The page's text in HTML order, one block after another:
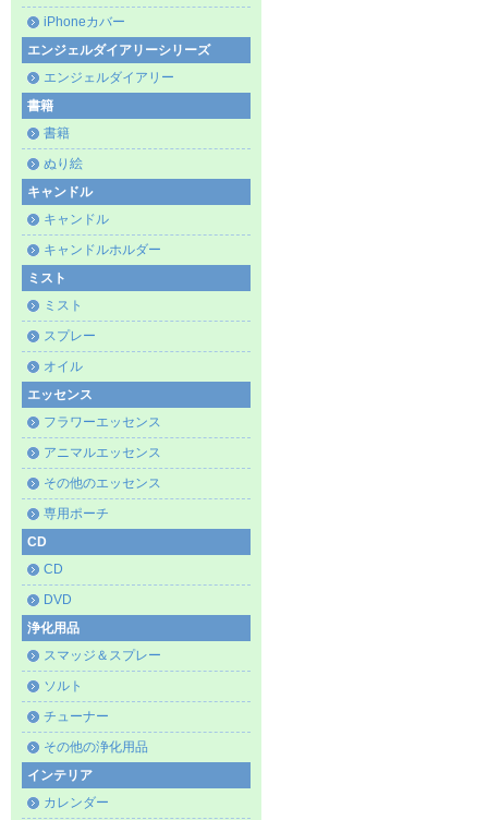
iPhoneカバー
エンジェルダイアリーシリーズ
エンジェルダイアリー
書籍
書籍
ぬり絵
キャンドル
キャンドル
キャンドルホルダー
ミスト
ミスト
スプレー
オイル
エッセンス
フラワーエッセンス
アニマルエッセンス
その他のエッセンス
専用ポーチ
CD
CD
DVD
浄化用品
スマッジ＆スプレー
ソルト
チューナー
その他の浄化用品
インテリア
カレンダー